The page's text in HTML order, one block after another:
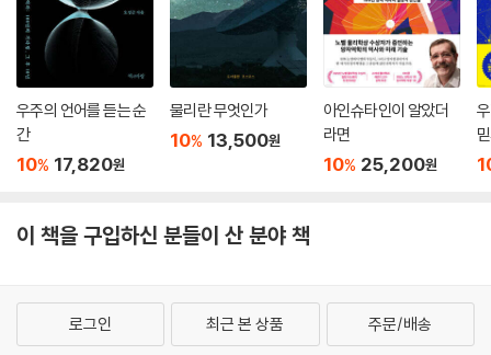
4
자연에 존재하는 기본적인 힘
4
시공간의 차원
6
우주의 언어를 듣는 순
간
10% 17,820원
물리란 무엇인가
10% 13,500원
아인슈타인이 알았더
라면
10% 25,200원
이 책을 구입하신 분들이 산 분야 책
로그인 최근 본 상품 주문/배송